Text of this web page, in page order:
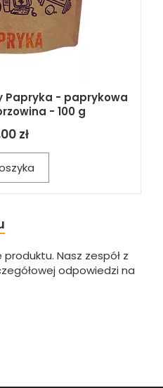
Papryka - paprykowa
- 100 g
zł
Nasz zespół z
odpowiedzi na